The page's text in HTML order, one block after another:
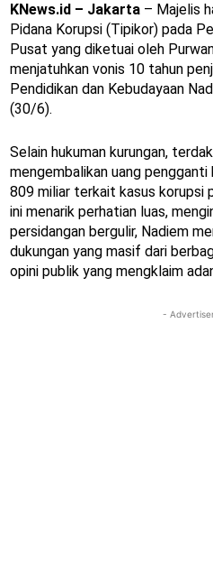
KNews.id – Jakarta – Majelis
Pidana Korupsi (Tipikor) pada
Pusat yang diketuai oleh
menjatuhkan vonis 10 tahun
Pendidikan dan Kebudayaan
(30/6).
Selain hukuman kurungan,
mengembalikan uang pengganti
809 miliar terkait kasus korupsi
ini menarik perhatian luas,
persidangan bergulir, Nadiem
dukungan yang masif dari
opini publik yang mengklaim
-